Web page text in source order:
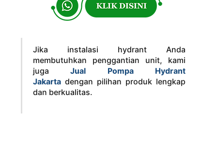
Jika instalasi hydrant Anda
membutuhkan penggantian unit, kami
jugaJual Pompa Hydrant
Jakarta dengan pilihan produk lengkap
dan berkualitas.